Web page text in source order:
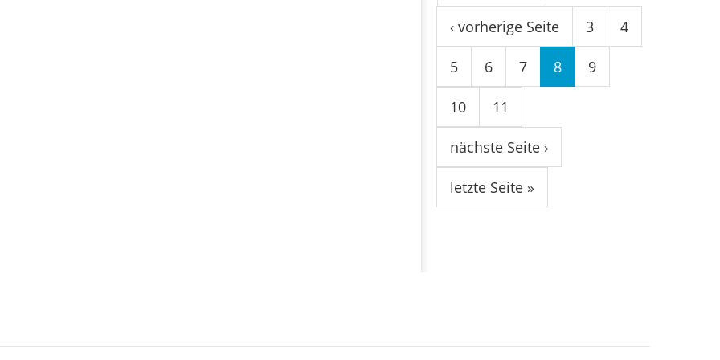
‹ vorherige Seite 3 4
5 6 7 8 9
10 11
nächste Seite ›
letzte Seite »